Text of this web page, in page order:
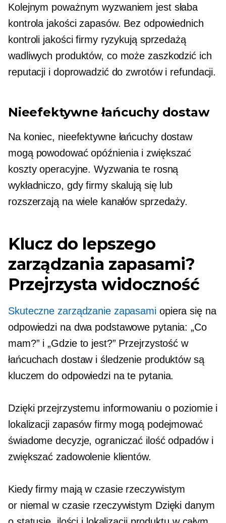
Kolejnym poważnym wyzwaniem jest słaba
kontrola jakości zapasów. Bez odpowiednich
kontroli jakości firmy ryzykują sprzedażą
wadliwych produktów, co może zaszkodzić ich
reputacji i doprowadzić do zwrotów i refundacji.
Nieefektywne łańcuchy dostaw
Na koniec, nieefektywne łańcuchy dostaw
mogą powodować opóźnienia i zwiększać
koszty operacyjne. Wyzwania te rosną
wykładniczo, gdy firmy skalują się lub
rozszerzają na wiele kanałów sprzedaży.
Klucz do lepszego
zarządzania zapasami?
Przejrzysta widoczność
Skuteczne zarządzanie zapasami opiera się na
odpowiedzi na dwa podstawowe pytania: „Co
mam?” i „Gdzie to jest?” Przejrzystość w
łańcuchach dostaw i śledzenie produktów są
kluczem do odpowiedzi na te pytania.
Dzięki przejrzystemu informowaniu o poziomie i
lokalizacji zapasów firmy mogą podejmować
świadome decyzje, ograniczać ilość odpadów i
zwiększać zadowolenie klientów.
Kiedy firmy mająw czasie rzeczywistym
or niemal w czasie rzeczywistym Dzięki danym